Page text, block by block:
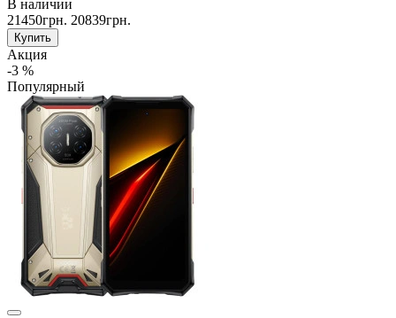
В наличии
21450грн. 20839грн.
Купить
Акция
-3 %
Популярный